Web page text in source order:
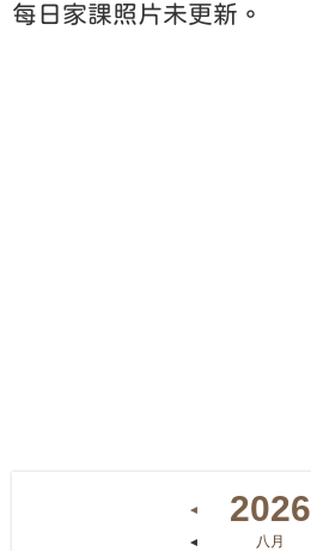
每日家課照片未更新。
◄ 2026
◄ 八月